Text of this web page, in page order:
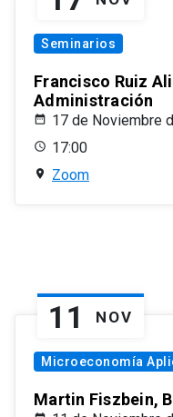
Seminarios
Francisco Ruiz
Administración
17 de Noviembre
17:00
Zoom
11 NOV
Microeconomía
Martin Fiszbein,